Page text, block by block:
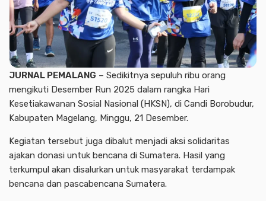
JURNAL PEMALANG – Sedikitnya sepuluh ribu orang
mengikuti Desember Run 2025 dalam rangka Hari
Kesetiakawanan Sosial Nasional (HKSN), di Candi Borobudur,
Kabupaten Magelang, Minggu, 21 Desember.
Kegiatan tersebut juga dibalut menjadi aksi solidaritas
ajakan donasi untuk bencana di Sumatera. Hasil yang
terkumpul akan disalurkan untuk masyarakat terdampak
bencana dan pascabencana Sumatera.